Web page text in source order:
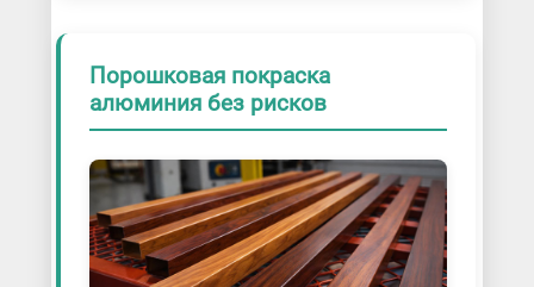
Порошковая покраска
алюминия без рисков